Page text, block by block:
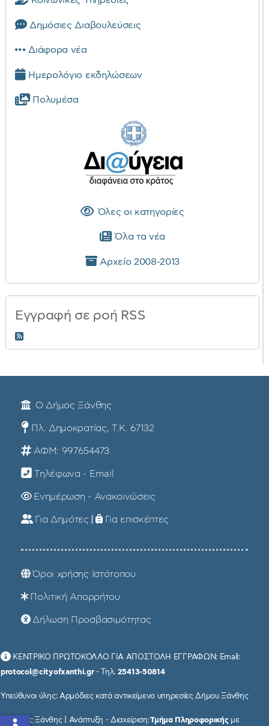
Δημόσιες Διαβουλεύσεις
Διάφορα νέα
Ημερολόγιο εκδηλώσεων
Πολυμέσα
Όλες οι κατηγορίες
Όλα τα νέα
Αρχείο 2008-2013
Εγγραφή σε ροή RSS
RSS 2.0
Ο Δήμος Ξάνθης
Πλ. Δημοκρατίας, Τ.Κ. 67132
ΑΦΜ: 997654473
Τηλέφωνα - Email
Ενημέρωση - Ανακοινώσεις
Για Δημότες | Για επισκέπτες
Όροι χρήσης Ιστότοπου
Πολιτική Απορρήτου
Δήλωση Προσβασιμότητας
ΚΕΝΤΡΙΚΟ ΠΡΩΤΟΚΟΛΛΟ ΓΙΑ ΑΠΟΣΤΟΛΗ ΕΓΓΡΑΦΩΝ: Email:
protocol@cityofxanthi.gr- Τηλ. 25413-50814
Υπεύθυνοι ύλης: Αρμόδιες κατά αντικείμενο υπηρεσίες Δήμου Ξάνθης
© Δήμος Ξάνθης | Ανάπτυξη - Διαχείριση:Τμήμα Πληροφορικήςμε